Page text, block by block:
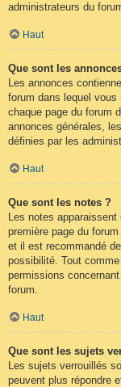
administrateurs du
Haut
Que sont les
Les annonces
forum dans lequel
chaque page du forum
annonces générales,
définies par les
Haut
Que sont les notes ?
Les notes
première page du
et il est recommandé
possibilité. Tout
permissions
forum.
Haut
Que sont les sujets
Les sujets verrouillés
peuvent plus répondre